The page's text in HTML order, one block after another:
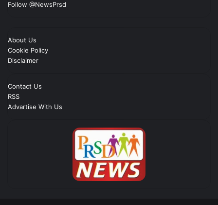
Follow @NewsPrsd
About Us
Cookie Policy
Disclaimer
Contact Us
RSS
Advartise With Us